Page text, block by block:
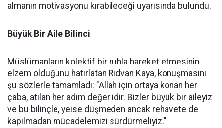
almanın motivasyonu kırabileceği uyarısında bulundu.
Büyük Bir Aile Bilinci
Müslümanların kolektif bir ruhla hareket etmesinin
elzem olduğunu hatırlatan Rıdvan Kaya, konuşmasını
şu sözlerle tamamladı: "Allah için ortaya konan her
çaba, atılan her adım değerlidir. Bizler büyük bir aileyiz
ve bu bilinçle, yeise düşmeden ancak rehavete de
kapılmadan mücadelemizi sürdürmeliyiz."